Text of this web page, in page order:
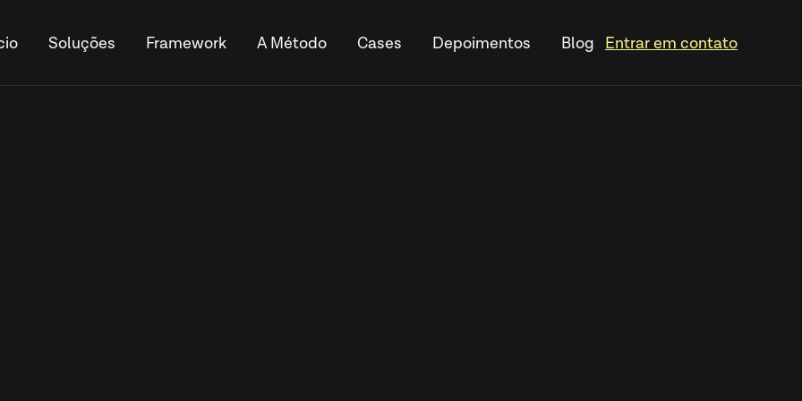
Soluções Framework A Método Cases Depoimentos Blog Entrar em contato